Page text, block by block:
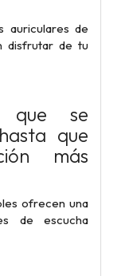
auriculares de
disfrutar de tu
que se
que
más
ofrecen una
de escucha